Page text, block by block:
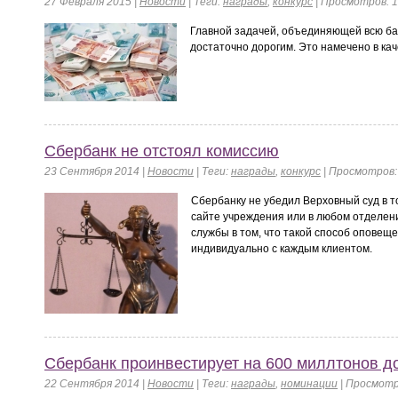
Главной задачей, объединяющей всю
достаточно дорогим. Это намечено в
Сбербанк не отстоял комиссию
23 Сентября 2014 | Новости Теги: награды, конкурс |
Сбербанку не убедил Верховный суд в
сайте учреждения или в любом
службы в том, что такой способ
индивидуально с каждым клиентом.
Сбербанк проинвестирует на 600 миллтонов
22 Сентября 2014 | Новости Теги: награды, номинации |